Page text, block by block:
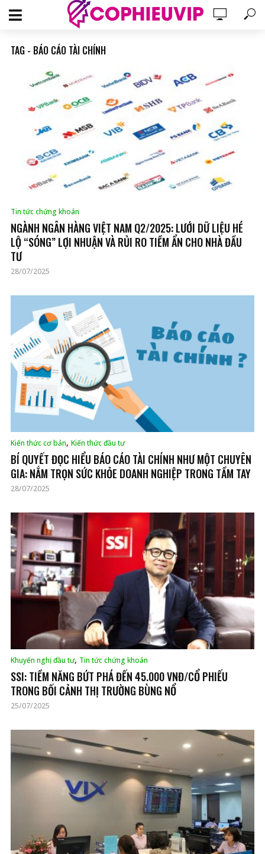
TAG - BÁO CÁO TÀI CHÍNH
Tin tức chứng khoán
NGÀNH NGÂN HÀNG VIỆT NAM Q2/2025: LƯỚI DỮ LIỆU HÉ
LỘ “SÓNG” LỢI NHUẬN VÀ RỦI RO TIỀM ẨN CHO NHÀ ĐẦU
TƯ
28/07/2025
Kiến thức cơ bản, Kiến thức đầu tư
BÍ QUYẾT ĐỌC HIỂU BÁO CÁO TÀI CHÍNH NHƯ MỘT CHUYÊN
GIA: NẮM TRỌN SỨC KHỎE DOANH NGHIỆP TRONG TẦM TAY
28/07/2025
Khuyến nghị đầu tư, Tin tức chứng khoán
SSI: TIỀM NĂNG BỨT PHÁ ĐẾN 45.000 VNĐ/CỔ PHIẾU
TRONG BỐI CẢNH THỊ TRƯỜNG BÙNG NỔ
25/07/2025